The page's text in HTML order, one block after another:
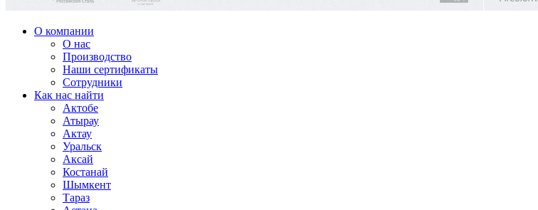
О компании
О нас
Производство
Наши сертификаты
Сотрудники
Как нас найти
Актобе
Атырау
Актау
Уральск
Аксай
Костанай
Шымкент
Тараз